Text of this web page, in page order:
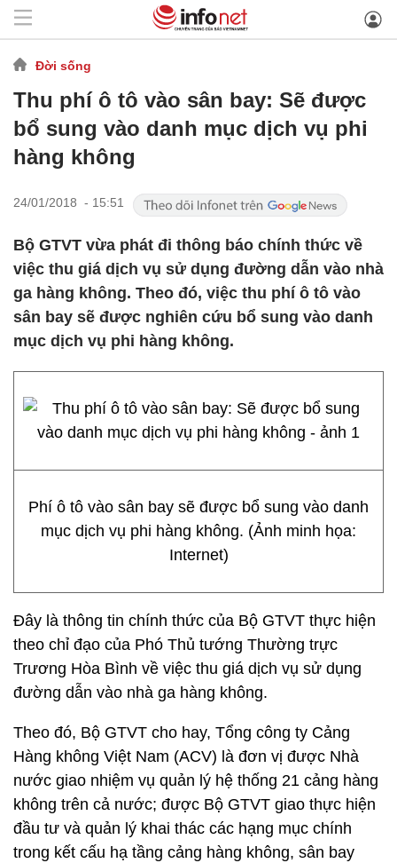
Đời sống
Thu phí ô tô vào sân bay: Sẽ được
bổ sung vào danh mục dịch vụ phi
hàng không
24/01/2018 - 15:51
Bộ GTVT vừa phát đi thông báo chính thức về
việc thu giá dịch vụ sử dụng đường dẫn vào nhà
ga hàng không. Theo đó, việc thu phí ô tô vào
sân bay sẽ được nghiên cứu bổ sung vào danh
mục dịch vụ phi hàng không.
Phí ô tô vào sân bay sẽ được bổ sung vào danh
mục dịch vụ phi hàng không. (Ảnh minh họa:
Internet)
Đây là thông tin chính thức của Bộ GTVT thực hiện
theo chỉ đạo của Phó Thủ tướng Thường trực
Trương Hòa Bình về việc thu giá dịch vụ sử dụng
đường dẫn vào nhà ga hàng không.
Theo đó, Bộ GTVT cho hay, Tổng công ty Cảng
Hàng không Việt Nam (ACV) là đơn vị được Nhà
nước giao nhiệm vụ quản lý hệ thống 21 cảng hàng
không trên cả nước; được Bộ GTVT giao thực hiện
đầu tư và quản lý khai thác các hạng mục chính
trong kết cấu hạ tầng cảng hàng không, sân bay